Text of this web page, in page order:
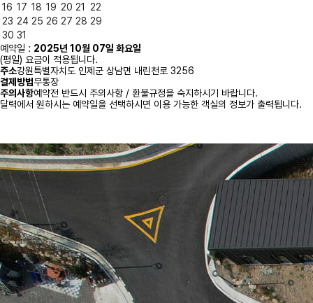
16 17 18 19 20 21
22
23 24 25 26 27 28 29
30 31
예약일 : 2025년 10월 07일 화요일
(평일) 요금이 적용됩니다.
주소강원특별자치도 인제군 상남면 내린천로 3256
결제방법무통장
주의사항예약전 반드시 주의사항 / 환불규정을 숙지하시기 바랍니다.
달력에서 원하시는 예약일을 선택하시면 이용 가능한 객실의 정보가 출력됩니다.